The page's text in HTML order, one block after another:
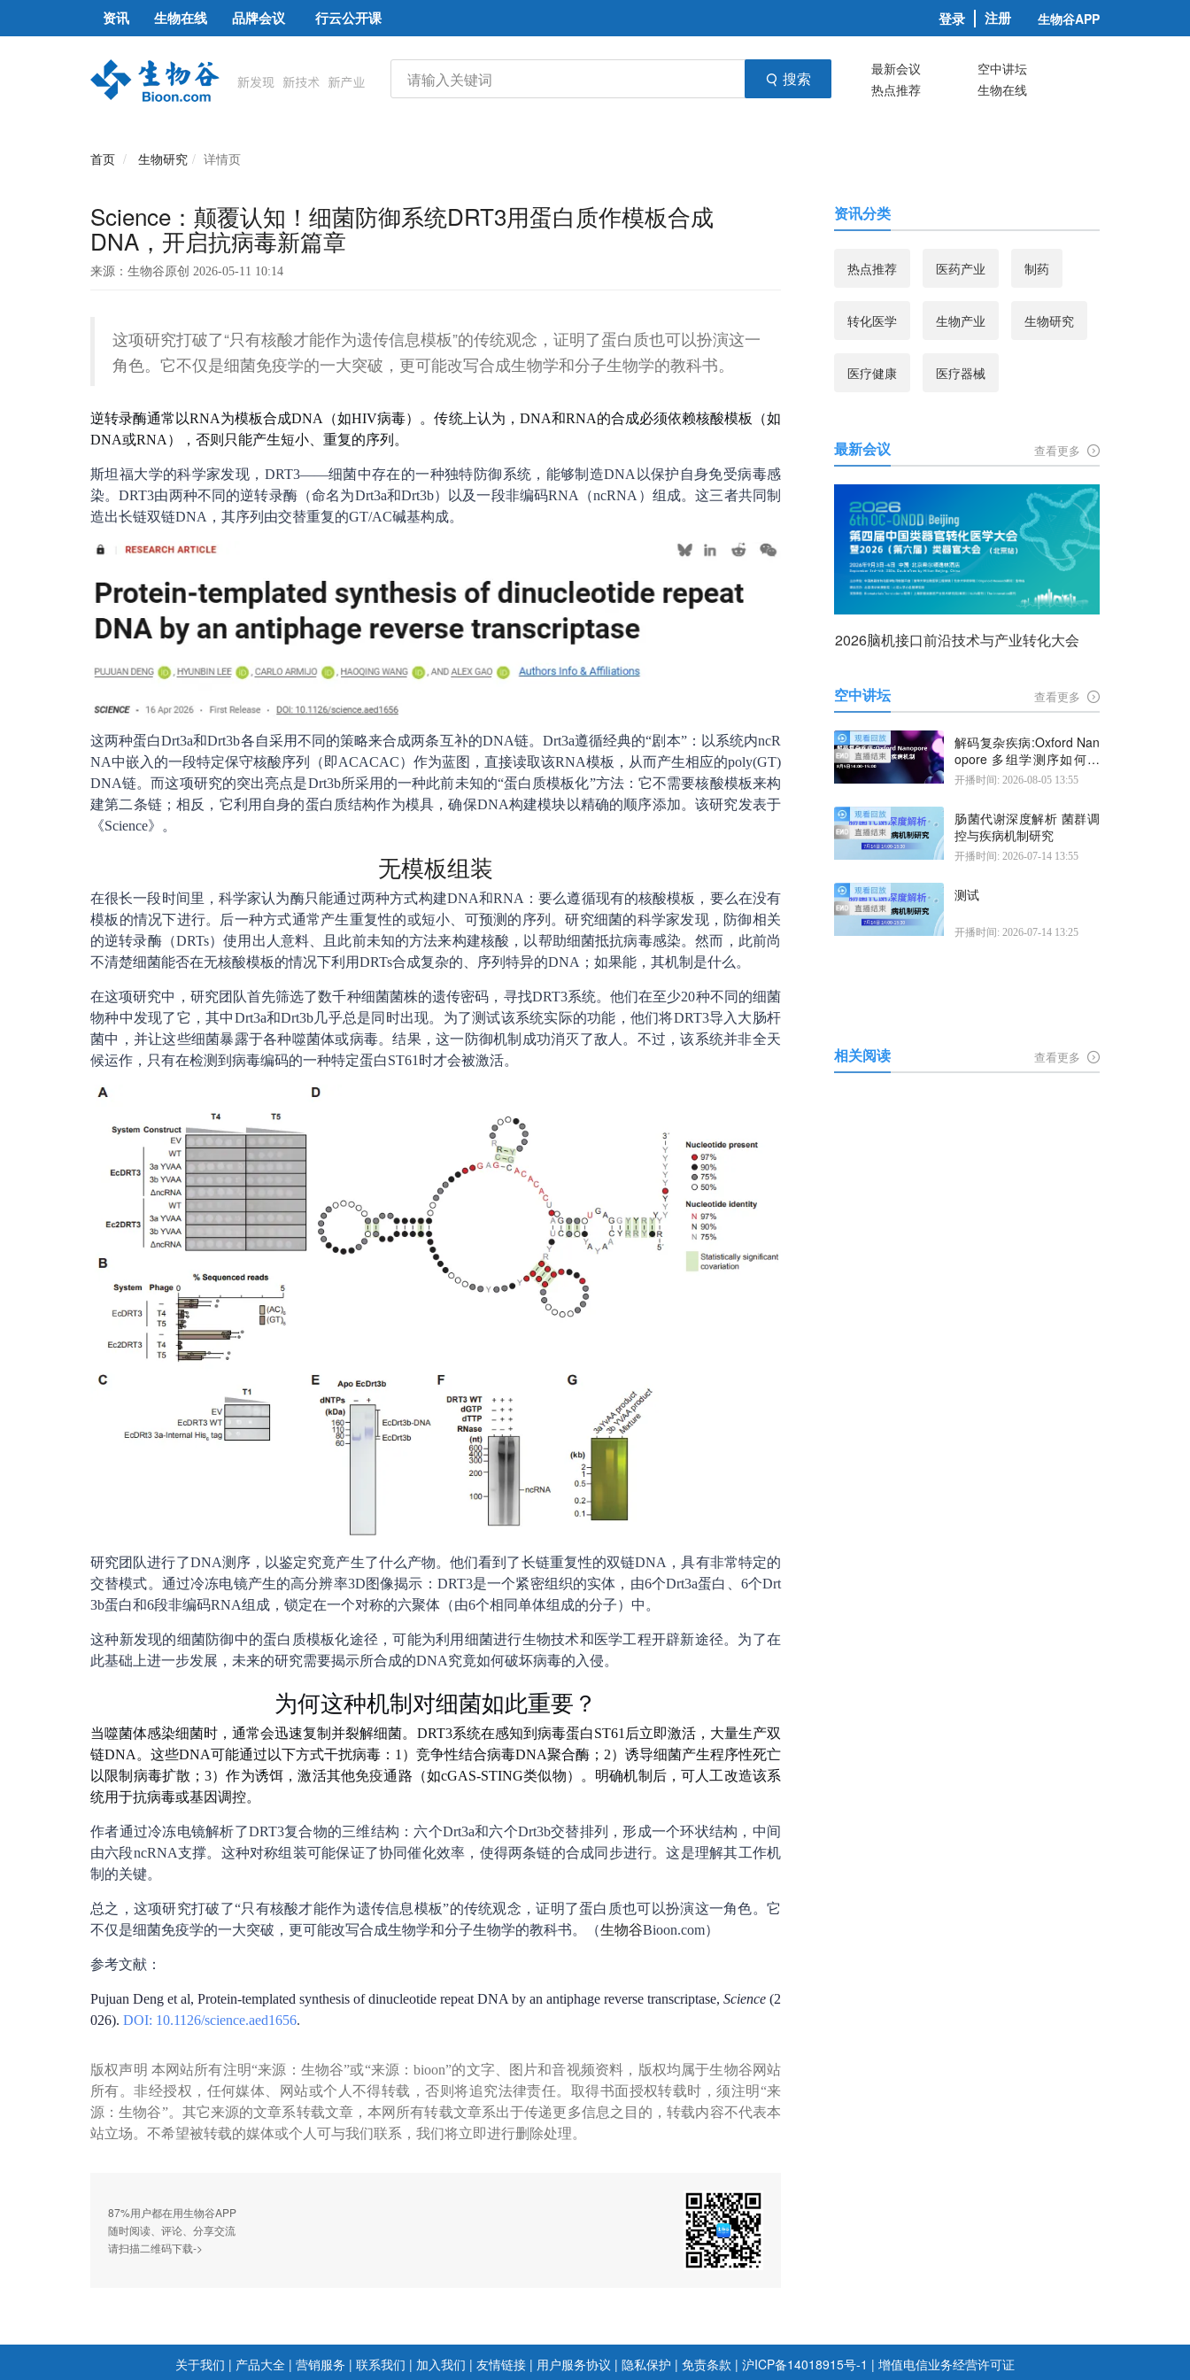
资讯 生物在线 品牌会议 行云公开课 登录 注册 生物谷APP
搜索 最新会议
空中讲坛
热点推荐
生物在线
首页 生物研究 详情页
Science：颠覆认知！细菌防御系统DRT3用蛋白质作模板合成
DNA，开启抗病毒新篇章
来源：生物谷原创 2026-05-11 10:14
这项研究打破了“只有核酸才能作为遗传信息模板”的传统观念，证明了蛋白质也可以扮演这一
角色。它不仅是细菌免疫学的一大突破，更可能改写合成生物学和分子生物学的教科书。
逆转录酶通常以RNA为模板合成DNA（如HIV病毒）。传统上认为，DNA和RNA的合成必须依赖核酸模板（如
DNA或RNA），否则只能产生短小、重复的序列。
斯坦福大学的科学家发现，DRT3——细菌中存在的一种独特防御系统，能够制造DNA以保护自身免受病毒感
染。DRT3由两种不同的逆转录酶（命名为Drt3a和Drt3b）以及一段非编码RNA（ncRNA）组成。这三者共同制
造出长链双链DNA，其序列由交替重复的GT/AC碱基构成。
这两种蛋白Drt3a和Drt3b各自采用不同的策略来合成两条互补的DNA链。Drt3a遵循经典的“剧本”：以系统内ncR
NA中嵌入的一段特定保守核酸序列（即ACACAC）作为蓝图，直接读取该RNA模板，从而产生相应的poly(GT)
DNA链。而这项研究的突出亮点是Drt3b所采用的一种此前未知的“蛋白质模板化”方法：它不需要核酸模板来构
建第二条链；相反，它利用自身的蛋白质结构作为模具，确保DNA构建模块以精确的顺序添加。该研究发表于
《Science》。
无模板组装
在很长一段时间里，科学家认为酶只能通过两种方式构建DNA和RNA：要么遵循现有的核酸模板，要么在没有
模板的情况下进行。后一种方式通常产生重复性的或短小、可预测的序列。研究细菌的科学家发现，防御相关
的逆转录酶（DRTs）使用出人意料、且此前未知的方法来构建核酸，以帮助细菌抵抗病毒感染。然而，此前尚
不清楚细菌能否在无核酸模板的情况下利用DRTs合成复杂的、序列特异的DNA；如果能，其机制是什么。
在这项研究中，研究团队首先筛选了数千种细菌菌株的遗传密码，寻找DRT3系统。他们在至少20种不同的细菌
物种中发现了它，其中Drt3a和Drt3b几乎总是同时出现。为了测试该系统实际的功能，他们将DRT3导入大肠杆
菌中，并让这些细菌暴露于各种噬菌体或病毒。结果，这一防御机制成功消灭了敌人。不过，该系统并非全天
候运作，只有在检测到病毒编码的一种特定蛋白ST61时才会被激活。
研究团队进行了DNA测序，以鉴定究竟产生了什么产物。他们看到了长链重复性的双链DNA，具有非常特定的
交替模式。通过冷冻电镜产生的高分辨率3D图像揭示：DRT3是一个紧密组织的实体，由6个Drt3a蛋白、6个Drt
3b蛋白和6段非编码RNA组成，锁定在一个对称的六聚体（由6个相同单体组成的分子）中。
这种新发现的细菌防御中的蛋白质模板化途径，可能为利用细菌进行生物技术和医学工程开辟新途径。为了在
此基础上进一步发展，未来的研究需要揭示所合成的DNA究竟如何破坏病毒的入侵。
为何这种机制对细菌如此重要？
当噬菌体感染细菌时，通常会迅速复制并裂解细菌。DRT3系统在感知到病毒蛋白ST61后立即激活，大量生产双
链DNA。这些DNA可能通过以下方式干扰病毒：1）竞争性结合病毒DNA聚合酶；2）诱导细菌产生程序性死亡
以限制病毒扩散；3）作为诱饵，激活其他免疫通路（如cGAS-STING类似物）。明确机制后，可人工改造该系
统用于抗病毒或基因调控。
作者通过冷冻电镜解析了DRT3复合物的三维结构：六个Drt3a和六个Drt3b交替排列，形成一个环状结构，中间
由六段ncRNA支撑。这种对称组装可能保证了协同催化效率，使得两条链的合成同步进行。这是理解其工作机
制的关键。
总之，这项研究打破了“只有核酸才能作为遗传信息模板”的传统观念，证明了蛋白质也可以扮演这一角色。它
不仅是细菌免疫学的一大突破，更可能改写合成生物学和分子生物学的教科书。（生物谷Bioon.com）
参考文献：
Pujuan Deng et al, Protein-templated synthesis of dinucleotide repeat DNA by an antiphage reverse transcriptase, Science (2
026). DOI: 10.1126/science.aed1656.
版权声明 本网站所有注明“来源：生物谷”或“来源：bioon”的文字、图片和音视频资料，版权均属于生物谷网站
所有。非经授权，任何媒体、网站或个人不得转载，否则将追究法律责任。取得书面授权转载时，须注明“来
源：生物谷”。其它来源的文章系转载文章，本网所有转载文章系出于传递更多信息之目的，转载内容不代表本
站立场。不希望被转载的媒体或个人可与我们联系，我们将立即进行删除处理。
87%用户都在用生物谷APP
随时阅读、评论、分享交流
请扫描二维码下载->
资讯分类
热点推荐 医药产业 制药
转化医学 生物产业 生物研究
医疗健康 医疗器械
最新会议 查看更多
2026脑机接口前沿技术与产业转化大会
空中讲坛 查看更多
解码复杂疾病:Oxford Nan
opore 多组学测序如何揭
示疾病机制
开播时间: 2026-08-05 13:55
肠菌代谢深度解析 菌群调
控与疾病机制研究
开播时间: 2026-07-14 13:55
测试
开播时间: 2026-07-14 13:25
相关阅读 查看更多
关于我们 | 产品大全 | 营销服务 | 联系我们 | 加入我们 | 友情链接 | 用户服务协议 | 隐私保护 | 免责条款 | 沪ICP备14018915号-1 | 增值电信业务经营许可证